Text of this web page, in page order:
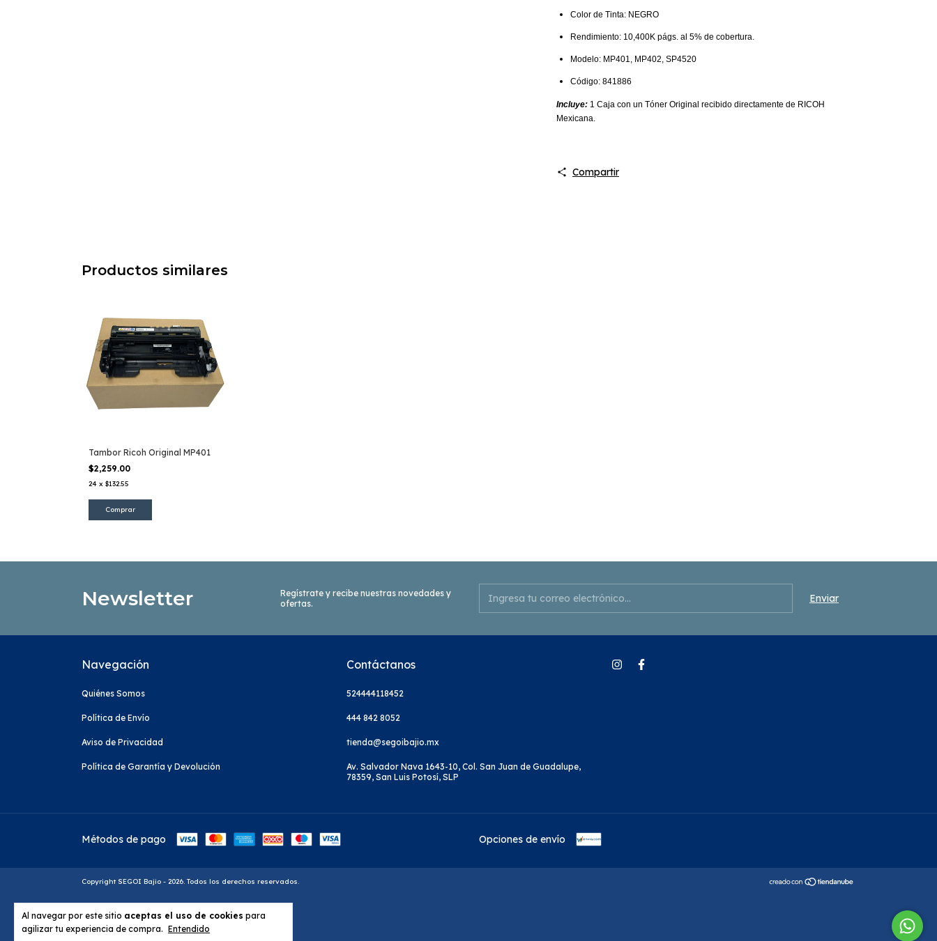
Al navegar por este sitio aceptas el uso de cookies para
agilizar tu experiencia de compra. Entendido
Color de Tinta: NEGRO
Rendimiento: 10,400K págs. al 5% de cobertura.
Modelo: MP401, MP402, SP4520
Código: 841886
Incluye: 1 Caja con un Tóner Original recibido directamente de RICOH
Mexicana.
Compartir
Productos similares
Tambor Ricoh Original MP401
$2,259.00
24 x $132.55
Newsletter
Regístrate y recibe nuestras novedades y
ofertas.
Navegación
Quiénes Somos
Política de Envío
Aviso de Privacidad
Política de Garantía y Devolución
Contáctanos
524444118452
444 842 8052
tienda@segoibajio.mx
Av. Salvador Nava 1643-10, Col. San Juan de Guadalupe,
78359, San Luis Potosí, SLP
Métodos de pago Opciones de envío
Copyright SEGOI Bajio - 2026. Todos los derechos reservados.